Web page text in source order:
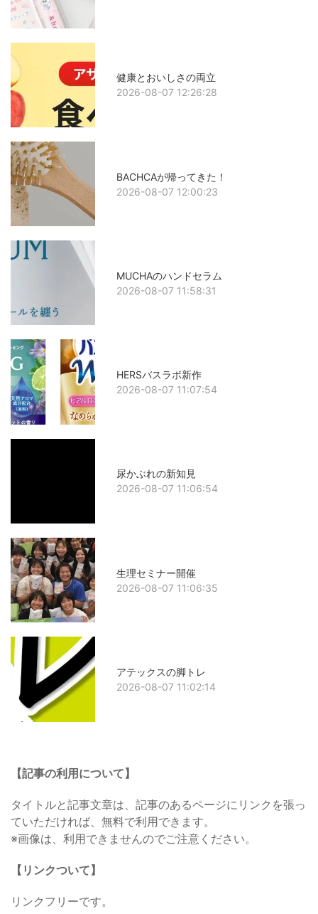
健康とおいしさの両立
2026-08-07 12:26:28
BACHCAが帰ってきた！
2026-08-07 12:00:23
MUCHAのハンドセラム
2026-08-07 11:58:31
HERSバスラボ新作
2026-08-07 11:07:54
尿かぶれの新知見
2026-08-07 11:06:54
生理セミナー開催
2026-08-07 11:06:35
アテックスの脚トレ
2026-08-07 11:02:14
【記事の利用について】
タイトルと記事文章は、記事のあるページにリンクを張っ
ていただければ、無料で利用できます。
※画像は、利用できませんのでご注意ください。
【リンクついて】
リンクフリーです。